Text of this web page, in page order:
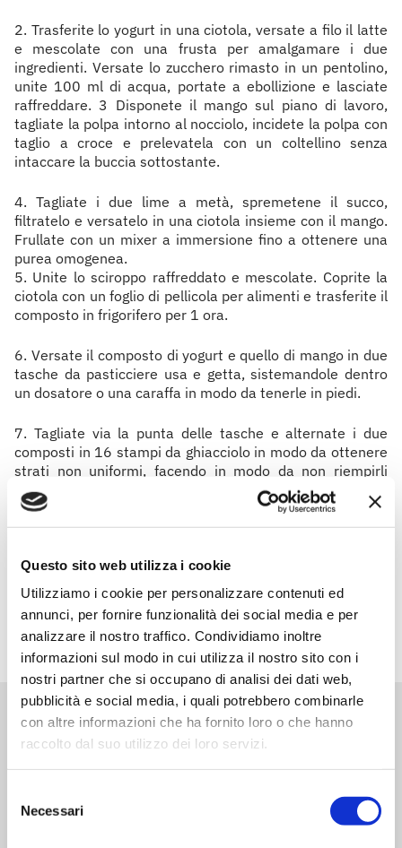
Questo sito web utilizza i cookie
Utilizziamo i cookie per personalizzare contenuti ed
annunci, per fornire funzionalità dei social media e per
analizzare il nostro traffico. Condividiamo inoltre
informazioni sul modo in cui utilizza il nostro sito con i
nostri partner che si occupano di analisi dei dati web,
pubblicità e social media, i quali potrebbero combinarle
con altre informazioni che ha fornito loro o che hanno
raccolto dal suo utilizzo dei loro servizi.
delNecessari
2. Trasferite lo yogurt in una ciotola, versate a filo il latte
e mescolate con una frusta per amalgamare i due
ingredienti. Versate lo zucchero rimasto in un pentolino,
unite 100 ml di acqua, portate a ebollizione e lasciate
raffreddare. 3 Disponete il mango sul piano di lavoro,
tagliate la polpa intorno al nocciolo, incidete la polpa con
taglio a croce e prelevatela con un coltellino senza
intaccare la buccia sottostante.
4. Tagliate i due lime a metà, spremetene il succo,
filtratelo e versatelo in una ciotola insieme con il mango.
Frullate con un mixer a immersione fino a ottenere una
purea omogenea.
5. Unite lo sciroppo raffreddato e mescolate. Coprite la
ciotola con un foglio di pellicola per alimenti e trasferite il
composto in frigorifero per 1 ora.
6. Versate il composto di yogurt e quello di mango in due
tasche da pasticciere usa e getta, sistemandole dentro
un dosatore o una caraffa in modo da tenerle in piedi.
7. Tagliate via la punta delle tasche e alternate i due
composti in 16 stampi da ghiacciolo in modo da ottenere
strati non uniformi, facendo in modo da non riempirli
completamente. Trasferite gli stampi in freezer per 30
minuti; poi inserite gli stecchi in ogni stampo e fate
congelare per almeno 4 ore.
8. Al momento di servire immergete rapidamente uno
stampo alla volta in acqua calda e sfilatelo.
Prodotti correlati